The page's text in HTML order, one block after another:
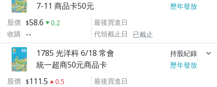
7-11 商品卡50元
歷年發放
股價
58.6
0.2
收購 --
最後買進日
代領截止日
已截止
1785 光洋科 6/18 常會 持股紀錄
統一超商50元商品卡
歷年發放
股價
111.5
0.5
最後買進日